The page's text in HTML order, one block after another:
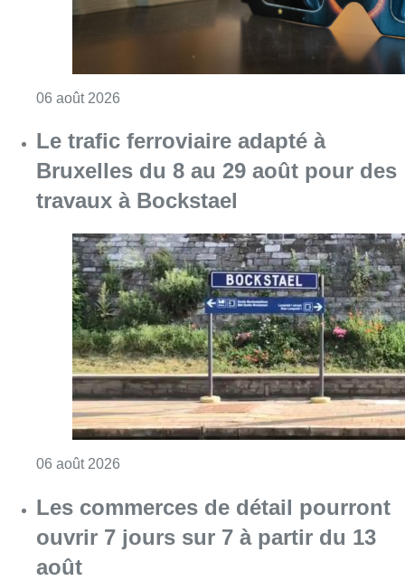
06 août 2026
Le trafic ferroviaire adapté à
Bruxelles du 8 au 29 août pour des
travaux à Bockstael
06 août 2026
Les commerces de détail pourront
ouvrir 7 jours sur 7 à partir du 13
août